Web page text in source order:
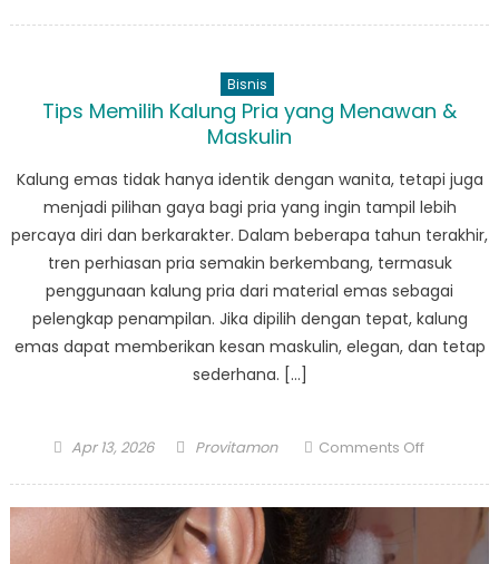
Social
Jakarta
Konten
Kreatif
Tahun
Ini
Bisnis
Tips Memilih Kalung Pria yang Menawan &
Maskulin
Kalung emas tidak hanya identik dengan wanita, tetapi juga
menjadi pilihan gaya bagi pria yang ingin tampil lebih
percaya diri dan berkarakter. Dalam beberapa tahun terakhir,
tren perhiasan pria semakin berkembang, termasuk
penggunaan kalung pria dari material emas sebagai
pelengkap penampilan. Jika dipilih dengan tepat, kalung
emas dapat memberikan kesan maskulin, elegan, dan tetap
sederhana. […]
Posted
Apr 13, 2026 Author
Provitamon Comments Offon